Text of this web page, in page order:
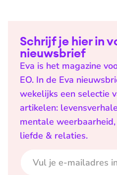
Schrijf je hier in
nieuwsbrief
Eva is het magazine
EO. In de Eva
wekelijks een selectie
artikelen:
mentale
liefde & relaties.